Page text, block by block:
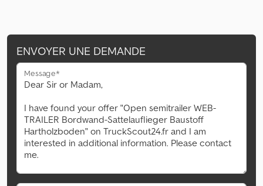
ENVOYER UNE DEMANDE
Message*